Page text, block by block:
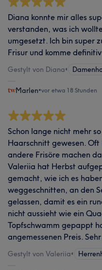
Diana konnte mir alles
verstanden, was ich
umgesetzt. Ich bin super
Frisur und komme
Gestylt von Diana•
Marlen•vor etwa 18 Stunden
Schon lange nicht mehr
Haarschnitt gewesen. Oft
andere Frisöre machen
Valeriia hat Herbst
gemacht, wie ich es
weggeschnitten, an den
gelassen, damit es ein
nicht aussieht wie ein
Topfschwamm gepappt
angemessenen Preis.
Gestylt von Valeriia•